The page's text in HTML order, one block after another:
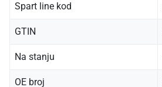
Spart line kod
GTIN
Na stanju
OE broj